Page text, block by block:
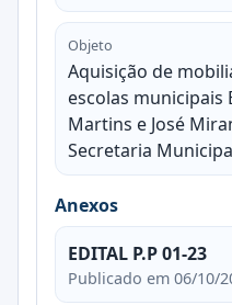
Objeto
Aquisição de
escolas municipais
Martins e José
Secretaria
Anexos
EDITAL P.P 01-23
Publicado em 06/10/